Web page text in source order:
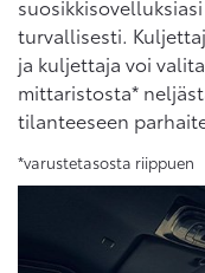
turvallisesti.
ja kuljettaja voi
mittaristosta*
tilanteeseen
*varustetasosta riippuen